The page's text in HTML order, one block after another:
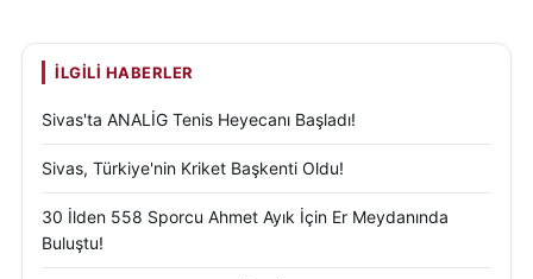
https://www.sivas.edu.tr
İLGILI HABERLER
Sivas'ta ANALİG Tenis Heyecanı Başladı!
Sivas, Türkiye'nin Kriket Başkenti Oldu!
30 İlden 558 Sporcu Ahmet Ayık İçin Er Meydanında
Buluştu!